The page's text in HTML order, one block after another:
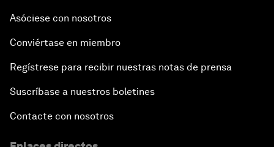
Asóciese con nosotros
Conviértase en miembro
Regístrese para recibir nuestras notas de prensa
Suscríbase a nuestros boletines
Contacte con nosotros